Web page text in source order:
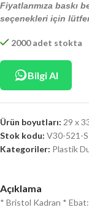
Fiyatlarımıza baskı
seçenekleri için
2000 adet stokta
Bilgi Al
Ürün boyutları: 29 x
Stok kodu: V30-521-S
Kategoriler: Plastik
Açıklama
* Bristol Kadran *